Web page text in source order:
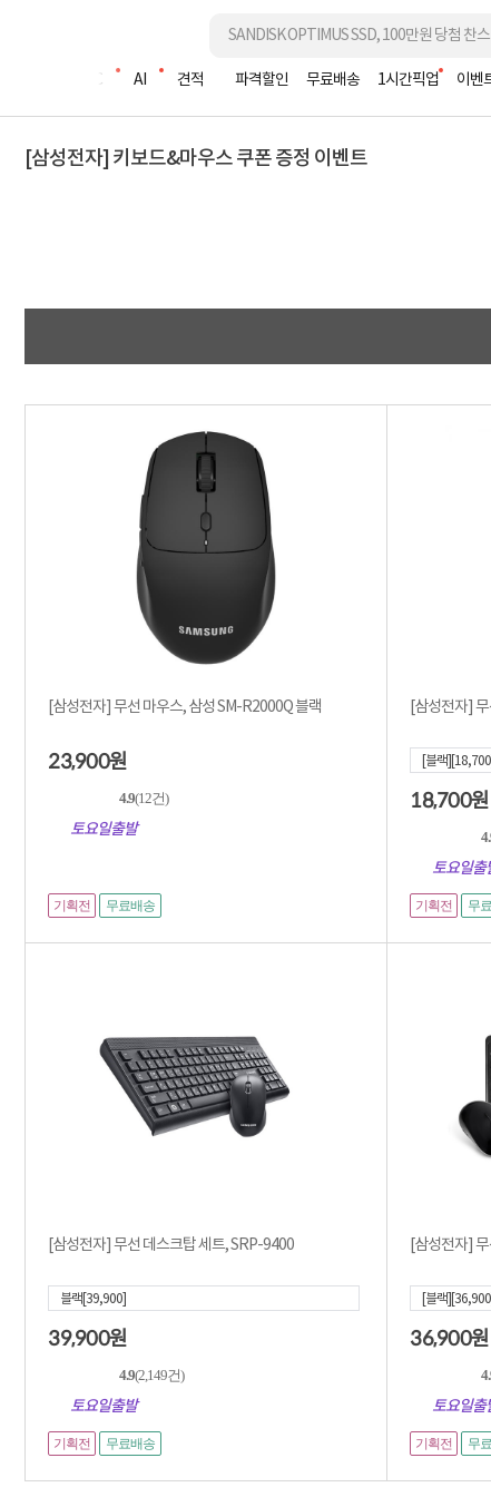
조립PC AI 견적 파격할인 무료배송 1시간픽업 이벤
[삼성전자] 키보드&마우스 쿠폰 증정 이벤트
[삼성전자] 무선 마우스, 삼성 SM-R2000Q 블랙
23,900원
4.9(12건)
토요일출발
무료배송
기획전
[삼성전자]
[블랙][18,700]
18,700원
토요일출
무
기획전
[삼성전자] 무선 데스크탑 세트, SRP-9400
블랙[39,900]
39,900원
4.9(2,149건)
토요일출발
무료배송
기획전
[삼성전자]
[블랙][36,900]
36,900원
토요일출
무
기획전